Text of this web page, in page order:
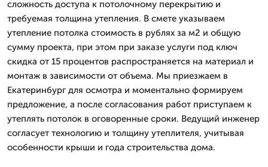
сложность доступа к потолочному перекрытию и
требуемая толщина утепления. В смете указываем
утепление потолка стоимость в рублях за м2 и общую
сумму проекта, при этом при заказе услуги под ключ
скидка от 15 процентов распространяется на материал и
монтаж в зависимости от объема. Мы приезжаем в
Екатеринбург для осмотра и моментально формируем
предложение, а после согласования работ приступаем к
утеплять потолок в оговоренные сроки. Ведущий инженер
согласует технологию и толщину утеплителя, учитывая
особенности крыши и года строительства дома.